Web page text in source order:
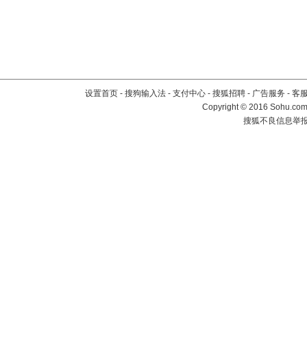
设置首页 - 搜狗输入法 - 支付中心 - 搜狐招聘 - 广告服务 - 客
Copyright©2016
搜狐不良信息举